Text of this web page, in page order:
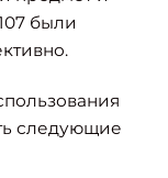
были
следующие